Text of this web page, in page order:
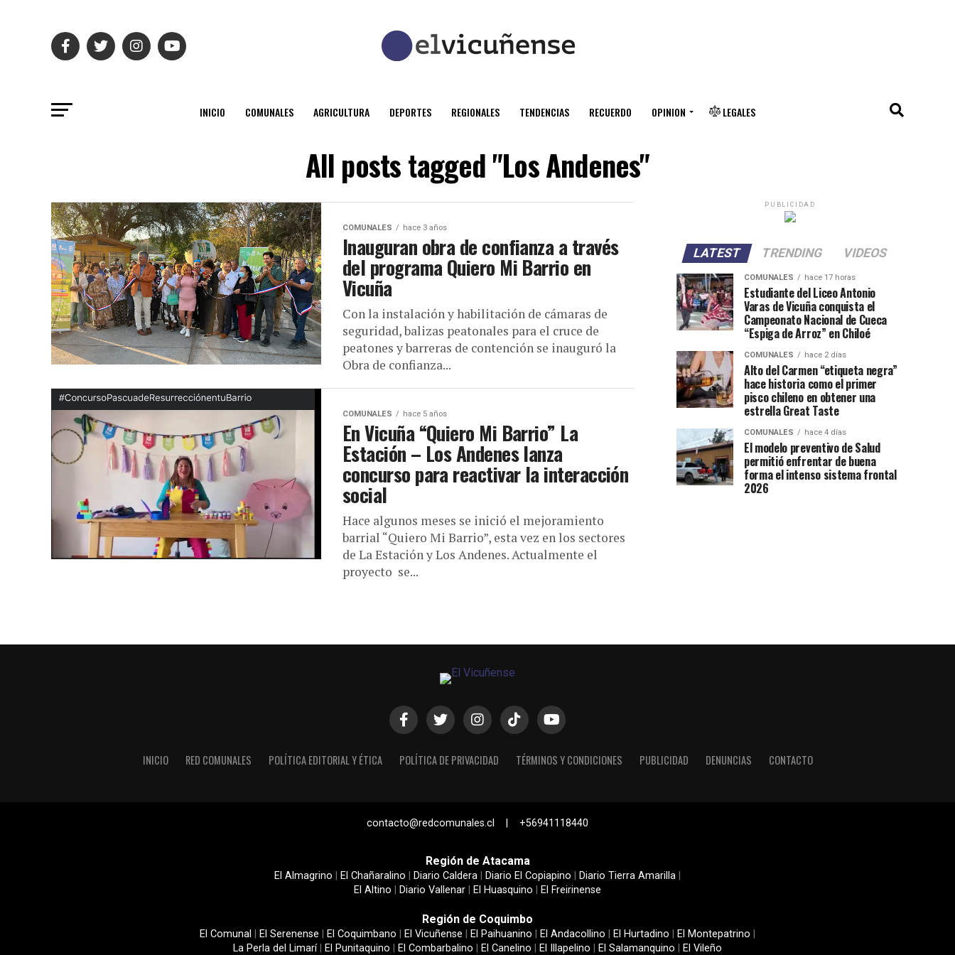
INICIO COMUNALES AGRICULTURA DEPORTES REGIONALES TENDENCIAS RECUERDO OPINION LEGALES
All posts tagged "Los Andenes"
COMUNALES hace 3 años
Inauguran obra de confianza a través
del programa Quiero Mi Barrio en
Vicuña
Con la instalación y habilitación de cámaras de
seguridad, balizas peatonales para el cruce de
peatones y barreras de contención se inauguró la
Obra de confianza...
COMUNALES hace 5 años
En Vicuña “Quiero Mi Barrio” La
Estación – Los Andenes lanza
concurso para reactivar la interacción
social
Hace algunos meses se inició el mejoramiento
barrial “Quiero Mi Barrio”, esta vez en los sectores
de La Estación y Los Andenes. Actualmente el
proyecto se...
PUBLICIDAD
LATEST TRENDING VIDEOS
COMUNALES hace 17 horas
Estudiante del Liceo Antonio
Varas de Vicuña conquista el
Campeonato Nacional de Cueca
“Espiga de Arroz” en Chiloé
COMUNALES hace 2 días
Alto del Carmen “etiqueta negra”
hace historia como el primer
pisco chileno en obtener una
estrella Great Taste
COMUNALES hace 4 días
El modelo preventivo de Salud
permitió enfrentar de buena
forma el intenso sistema frontal
2026
INICIO RED COMUNALES POLÍTICA EDITORIAL Y ÉTICA POLÍTICA DE PRIVACIDAD TÉRMINOS Y CONDICIONES PUBLICIDAD DENUNCIAS CONTACTO
contacto@redcomunales.cl | +56941118440
Región de Atacama
El Almagrino El Chañaralino Diario Caldera Diario El Copiapino Diario Tierra Amarilla
El Altino
Diario Vallenar El Huasquino El Freirinense
Región de Coquimbo
El Comunal El Serenense El Coquimbano El Vicuñense El Paihuanino El Andacollino El Hurtadino El Montepatrino
La Perla del Limarí| El Punitaquino El Combarbalino El Canelino El Illapelino El Salamanquino El Vileño